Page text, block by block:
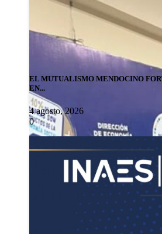
EL MUTUALISMO MENDOCINO
EN...
4 agosto, 2026
0